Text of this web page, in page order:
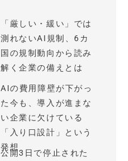
「厳しい・緩い」では
測れないAI規制、6カ
国の規制動向から読み
解く企業の備えとは
AIの費用障壁が下がっ
た今も、導入が進まな
い企業に欠けている
「入り口設計」という
発想
公開3日で停止された